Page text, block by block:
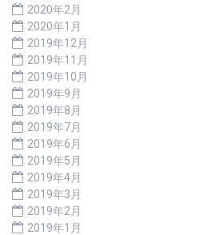
2020年2月
2020年1月
2019年12月
2019年11月
2019年10月
2019年9月
2019年8月
2019年7月
2019年6月
2019年5月
2019年4月
2019年3月
2019年2月
2019年1月